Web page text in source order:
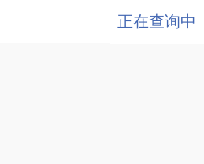
正在查询中